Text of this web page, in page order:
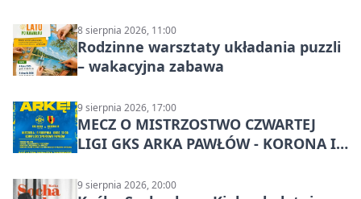
8 sierpnia 2026, 11:00
Rodzinne warsztaty układania puzzli
– wakacyjna zabawa
9 sierpnia 2026, 17:00
MECZ O MISTRZOSTWO CZWARTEJ
LIGI GKS ARKA PAWŁÓW - KORONA III
9 sierpnia 2026, 20:00